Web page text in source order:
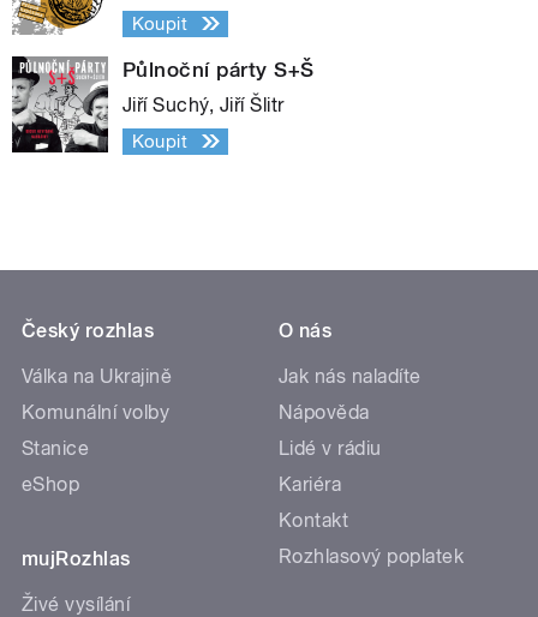
Koupit
Půlnoční párty S+Š
Jiří Suchý, Jiří Šlitr
Koupit
Český rozhlas
Válka na Ukrajině
Komunální volby
Stanice
eShop
mujRozhlas
Živé vysílání
O nás
Jak nás naladíte
Nápověda
Lidé v rádiu
Kariéra
Kontakt
Rozhlasový poplatek